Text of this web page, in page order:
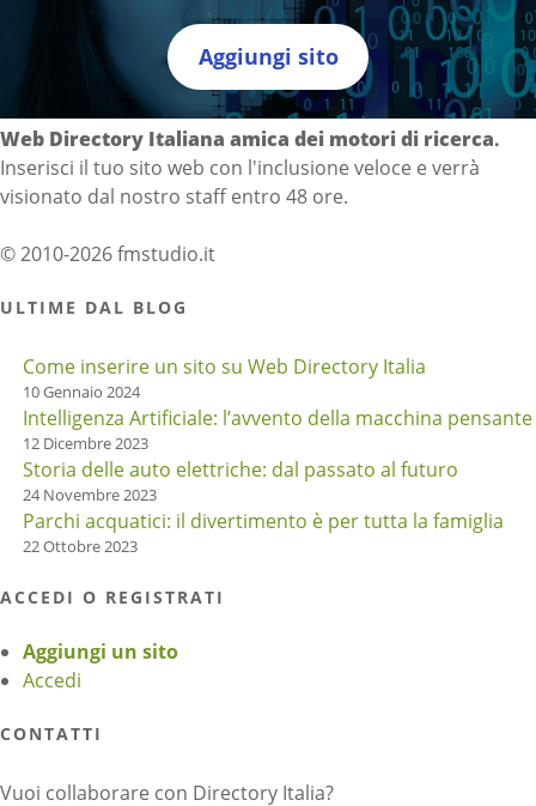
Aggiungi sito
Directory Italia
Web Directory Italiana amica dei motori di ricerca.
Inserisci il tuo sito web con l'inclusione veloce e verrà
visionato dal nostro staff entro 48 ore.
© 2010-2026 fmstudio.it
ULTIME DAL BLOG
Come inserire un sito su Web Directory Italia
10 Gennaio 2024
Intelligenza Artificiale: l’avvento della macchina pensante
12 Dicembre 2023
Storia delle auto elettriche: dal passato al futuro
24 Novembre 2023
Parchi acquatici: il divertimento è per tutta la famiglia
22 Ottobre 2023
ACCEDI O REGISTRATI
Aggiungi un sito
Accedi
CONTATTI
Vuoi collaborare con Directory Italia?